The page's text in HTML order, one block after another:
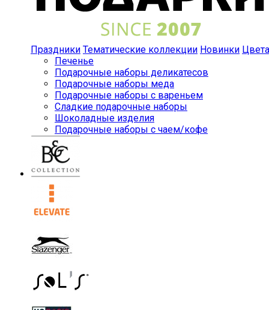
Праздники Тематические коллекции Новинки Цвета
Печенье
Подарочные наборы деликатесов
Подарочные наборы меда
Подарочные наборы с вареньем
Сладкие подарочные наборы
Шоколадные изделия
Подарочные наборы с чаем/кофе